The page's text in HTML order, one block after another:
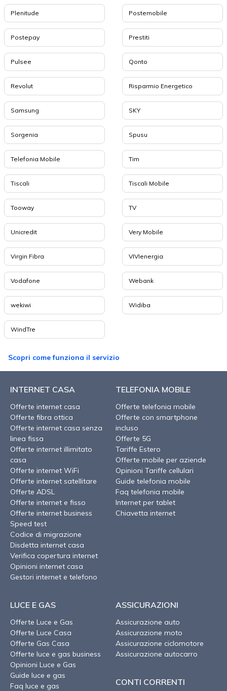
Plenitude Postemobile
Postepay Prestiti
Pulsee Qonto
Revolut Risparmio Energetico
Samsung SKY
Sorgenia Spusu
Telefonia Mobile Tim
Tiscali Tiscali Mobile
Tooway TV
Unicredit Very Mobile
Virgin Fibra VIVIenergia
Vodafone Webank
wekiwi Widiba
WindTre
Scopri come funziona il servizio
INTERNET CASA
Offerte internet casa
Offerte fibra ottica
Offerte internet casa senza
linea fissa
Offerte internet illimitato
casa
Offerte internet WiFi
Offerte internet satellitare
Offerte ADSL
Offerte internet e fisso
Offerte internet business
Speed test
Codice di migrazione
Disdetta internet casa
Verifica copertura internet
Opinioni internet casa
Gestori internet e telefono
TELEFONIA MOBILE
Offerte telefonia mobile
Offerte con smartphone
incluso
Offerte 5G
Tariffe Estero
Offerte mobile per aziende
Opinioni Tariffe cellulari
Guide telefonia mobile
Faq telefonia mobile
Internet per tablet
Chiavetta internet
LUCE E GAS
Offerte Luce e Gas
Offerte Luce Casa
Offerte Gas Casa
Offerte luce e gas business
Opinioni Luce e Gas
Guide luce e gas
Faq luce e gas
ASSICURAZIONI
Assicurazione auto
Assicurazione moto
Assicurazione ciclomotore
Assicurazione autocarro
CONTI CORRENTI